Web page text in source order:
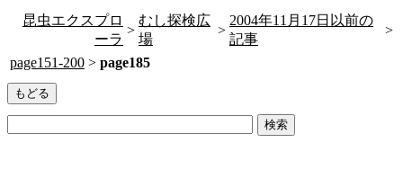
昆虫エクスプロ
ーラ
>
むし探検広
場
>
2004年11月17日以前の
記事
>
page151-200 > page185